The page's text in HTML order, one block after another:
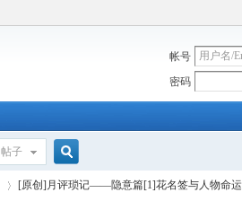
帐号
密码
帖子
搜
[原创]月评琐记——隐意篇[1]花名签与人物命运